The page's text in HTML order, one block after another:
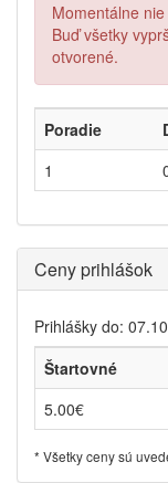
Momentálne
Buď všetky
otvorené.
Poradie
1
Ceny prihlášok
Prihlášky do:
Štartovné
5.00€
* Všetky ceny sú